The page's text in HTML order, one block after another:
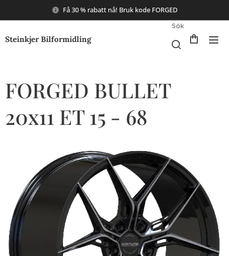
Få 30 % rabatt nå! Bruk kode FORGED
Steinkjer Bilformidling
Sök
FORGED BULLET
20x11 ET 15 - 68